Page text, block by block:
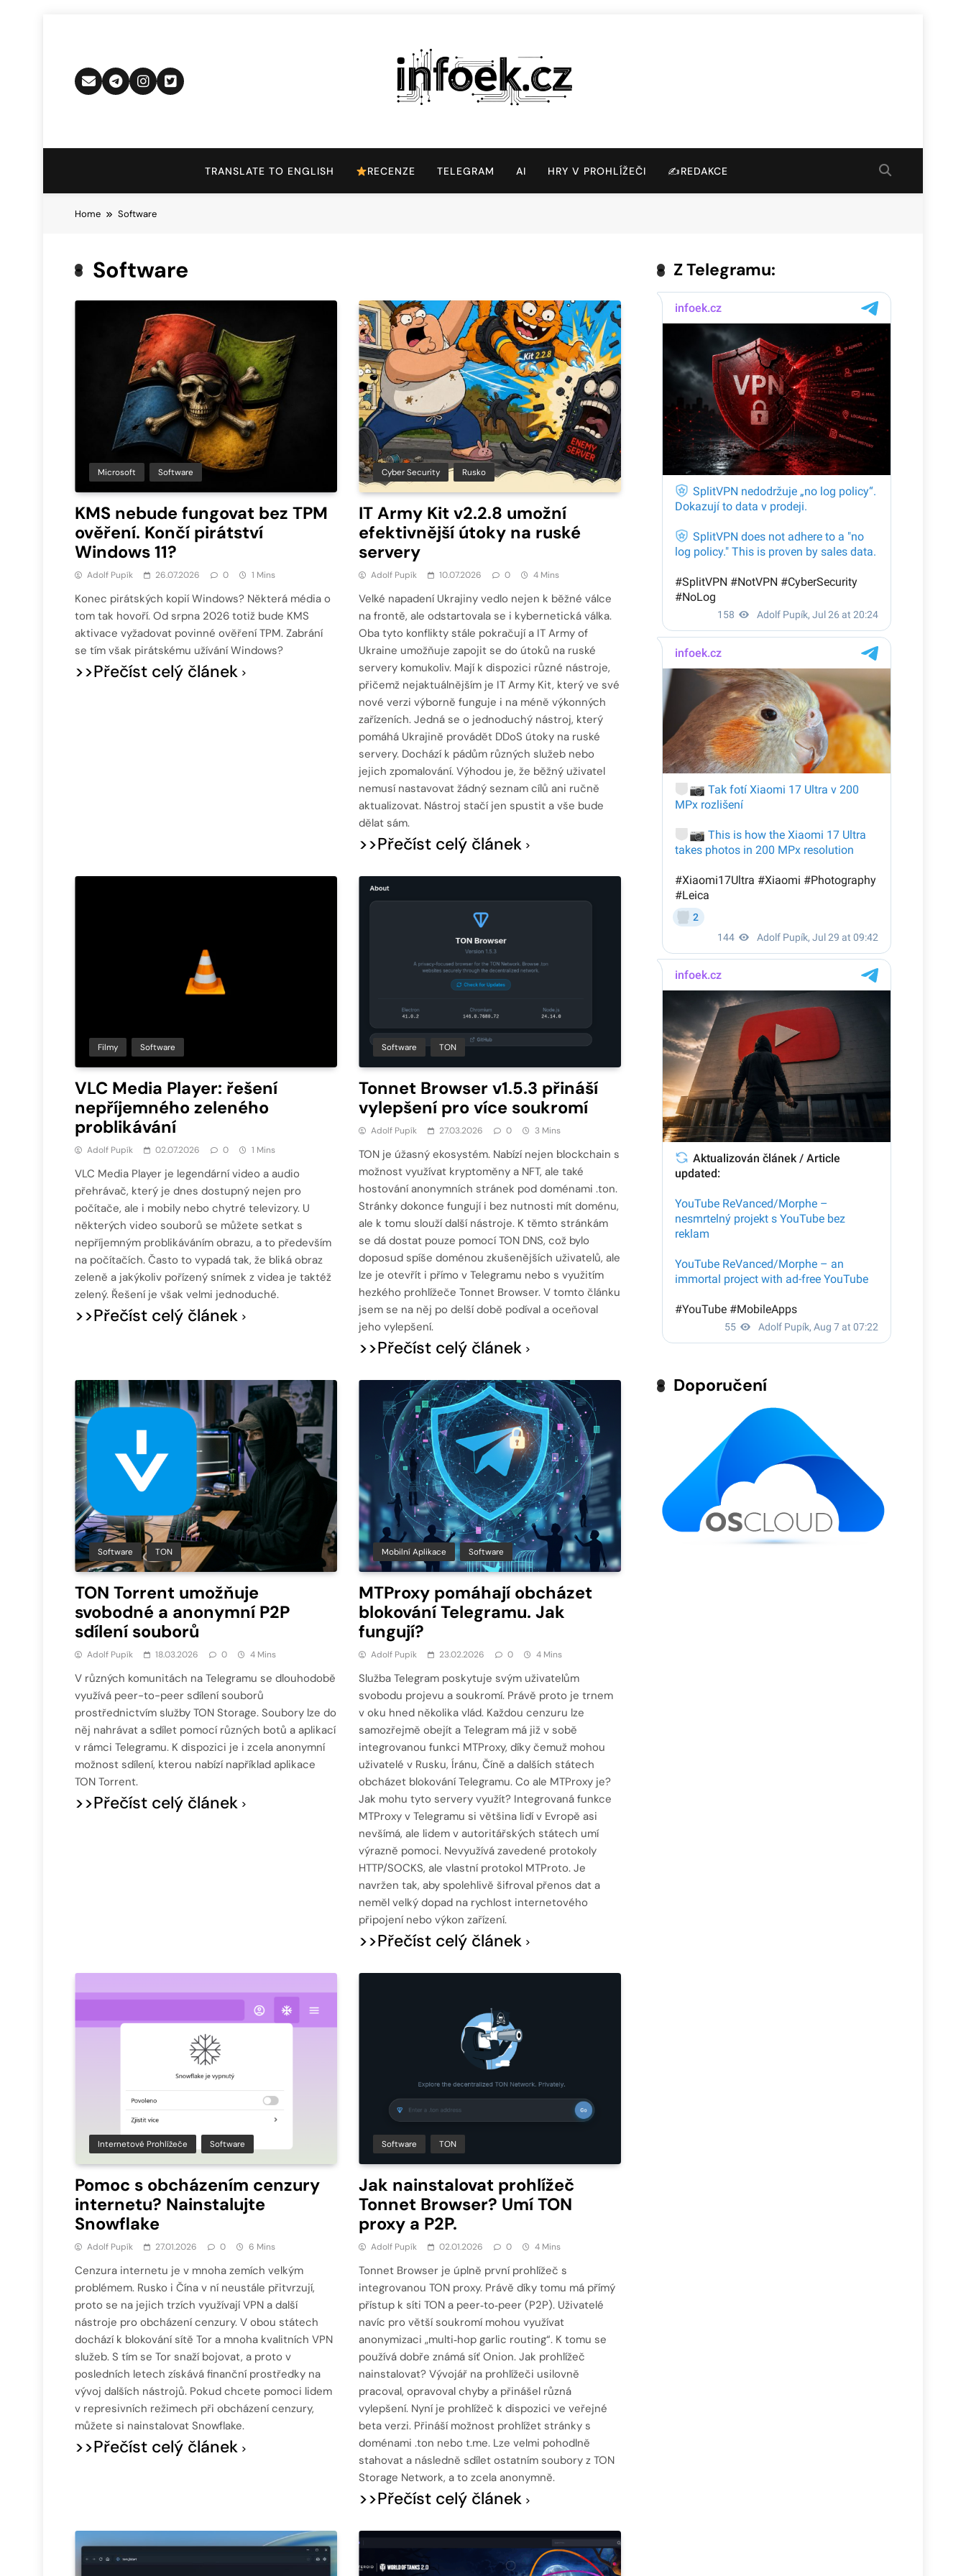
Infoek.cz
TRANSLATE TO ENGLISH RECENZE TELEGRAM AI HRY V PROHLÍŽEČI ✍️REDAKCE
Home Software
Software
Microsoft Software
KMS nebude fungovat bez TPM
ověření. Končí pirátství
Windows 11?
Adolf Pupík 26.07.2026 0 1 Mins
Konec pirátských kopií Windows? Některá média o
tom tak hovoří. Od srpna 2026 totiž bude KMS
aktivace vyžadovat povinné ověření TPM. Zabrání
se tím však pirátskému užívání Windows?
>>Přečíst celý článek
Cyber Security Rusko
IT Army Kit v2.2.8 umožní
efektivnější útoky na ruské
servery
Adolf Pupík 10.07.2026 0 4 Mins
Velké napadení Ukrajiny vedlo nejen k běžné válce
na frontě, ale odstartovala se i kybernetická válka.
Oba tyto konflikty stále pokračují a IT Army of
Ukraine umožňuje zapojit se do útoků na ruské
servery komukoliv. Mají k dispozici různé nástroje,
přičemž nejaktuálnějším je IT Army Kit, který ve své
nové verzi výborně funguje i na méně výkonných
zařízeních. Jedná se o jednoduchý nástroj, který
pomáhá Ukrajině provádět DDoS útoky na ruské
servery. Dochází k pádům různých služeb nebo
jejich zpomalování. Výhodou je, že běžný uživatel
nemusí nastavovat žádný seznam cílů ani ručně
aktualizovat. Nástroj stačí jen spustit a vše bude
dělat sám.
>>Přečíst celý článek
Filmy Software
VLC Media Player: řešení
nepříjemného zeleného
problikávání
Adolf Pupík 02.07.2026 0 1 Mins
VLC Media Player je legendární video a audio
přehrávač, který je dnes dostupný nejen pro
počítače, ale i mobily nebo chytré televizory. U
některých video souborů se můžete setkat s
nepříjemným problikáváním obrazu, a to především
na počítačích. Často to vypadá tak, že bliká obraz
zeleně a jakýkoliv pořízený snímek z videa je taktéž
zelený. Řešení je však velmi jednoduché.
>>Přečíst celý článek
Software TON
Tonnet Browser v1.5.3 přináší
vylepšení pro více soukromí
Adolf Pupík 27.03.2026 0 3 Mins
TON je úžasný ekosystém. Nabízí nejen blockchain s
možnost využívat kryptoměny a NFT, ale také
hostování anonymních stránek pod doménami .ton.
Stránky dokonce fungují i bez nutnosti mít doménu,
ale k tomu slouží další nástroje. K těmto stránkám
se dá dostat pouze pomocí TON DNS, což bylo
doposud spíše doménou zkušenějších uživatelů, ale
lze je otevřít i přímo v Telegramu nebo s využitím
hezkého prohlížeče Tonnet Browser. V tomto článku
jsem se na něj po delší době podíval a oceňoval
jeho vylepšení.
>>Přečíst celý článek
Software TON
TON Torrent umožňuje
svobodné a anonymní P2P
sdílení souborů
Adolf Pupík 18.03.2026 0 4 Mins
V různých komunitách na Telegramu se dlouhodobě
využívá peer-to-peer sdílení souborů
prostřednictvím služby TON Storage. Soubory lze do
něj nahrávat a sdílet pomocí různých botů a aplikací
v rámci Telegramu. K dispozici je i zcela anonymní
možnost sdílení, kterou nabízí například aplikace
TON Torrent.
>>Přečíst celý článek
Mobilní Aplikace Software
MTProxy pomáhají obcházet
blokování Telegramu. Jak
fungují?
Adolf Pupík 23.02.2026 0 4 Mins
Služba Telegram poskytuje svým uživatelům
svobodu projevu a soukromí. Právě proto je trnem
v oku hned několika vlád. Každou cenzuru lze
samozřejmě obejít a Telegram má již v sobě
integrovanou funkci MTProxy, díky čemuž mohou
uživatelé v Rusku, Íránu, Číně a dalších státech
obcházet blokování Telegramu. Co ale MTProxy je?
Jak mohu tyto servery využít? Integrovaná funkce
MTProxy v Telegramu si většina lidí v Evropě asi
nevšímá, ale lidem v autoritářských státech umí
výrazně pomoci. Nevyužívá zavedené protokoly
HTTP/SOCKS, ale vlastní protokol MTProto. Je
navržen tak, aby spolehlivě šifroval přenos dat a
neměl velký dopad na rychlost internetového
připojení nebo výkon zařízení.
>>Přečíst celý článek
Internetové Prohlížeče Software
Pomoc s obcházením cenzury
internetu? Nainstalujte
Snowflake
Adolf Pupík 27.01.2026 0 6 Mins
Cenzura internetu je v mnoha zemích velkým
problémem. Rusko i Čína v ní neustále přitvrzují,
proto se na jejich trzích využívají VPN a další
nástroje pro obcházení cenzury. V obou státech
dochází k blokování sítě Tor a mnoha kvalitních VPN
služeb. S tím se Tor snaží bojovat, a proto v
posledních letech získává finanční prostředky na
vývoj dalších nástrojů. Pokud chcete pomoci lidem
v represivních režimech při obcházení cenzury,
můžete si nainstalovat Snowflake.
>>Přečíst celý článek
Software TON
Jak nainstalovat prohlížeč
Tonnet Browser? Umí TON
proxy a P2P.
Adolf Pupík 02.01.2026 0 4 Mins
Tonnet Browser je úplně první prohlížeč s
integrovanou TON proxy. Právě díky tomu má přímý
přístup k síti TON a peer‑to‑peer (P2P). Uživatelé
navíc pro větší soukromí mohou využívat
anonymizaci „multi‑hop garlic routing“. K tomu se
používá dobře známá síť Onion. Jak prohlížeč
nainstalovat? Vývojář na prohlížeči usilovně
pracoval, opravoval chyby a přinášel různá
vylepšení. Nyní je prohlížeč k dispozici ve veřejné
beta verzi. Přináší možnost prohlížet stránky s
doménami .ton nebo t.me. Lze velmi pohodlně
stahovat a následně sdílet ostatním soubory z TON
Storage Network, a to zcela anonymně.
>>Přečíst celý článek
Z Telegramu:
Doporučení